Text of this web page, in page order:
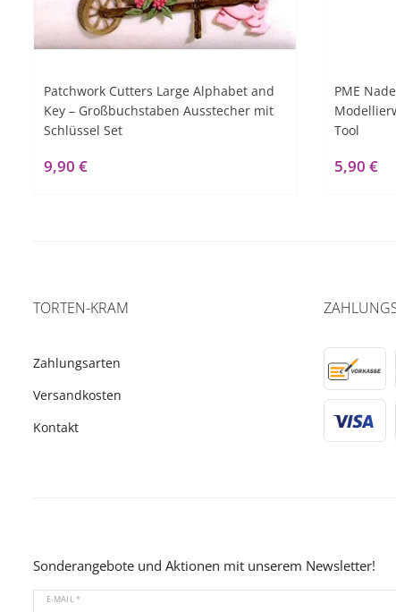
Patchwork Cutters Large Alphabet and
Key – Großbuchstaben Ausstecher mit
Schlüssel Set
9,90 €
PME
Tool
5,90 €
TORTEN-KRAM
Zahlungsarten
Versandkosten
Kontakt
Sonderangebote und Aktionen mit unserem Newsletter!
E-MAIL *